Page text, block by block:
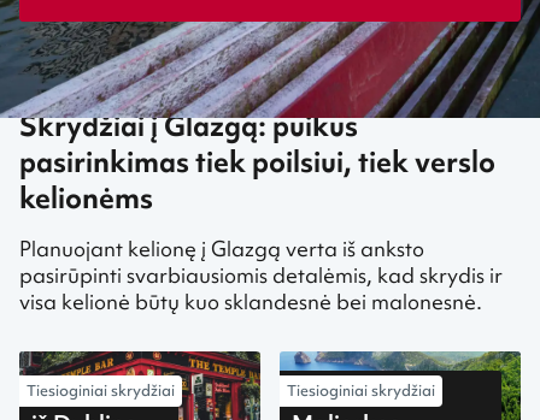
Skrydžiai į Glazgą: puikus
pasirinkimas tiek poilsiui, tiek verslo
kelionėms
Planuojant kelionę į Glazgą verta iš anksto
pasirūpinti svarbiausiomis detalėmis, kad skrydis ir
visa kelionė būtų kuo sklandesnė bei malonesnė.
Tiesioginiai skrydžiai Tiesioginiai skrydžiai
iš Palmos